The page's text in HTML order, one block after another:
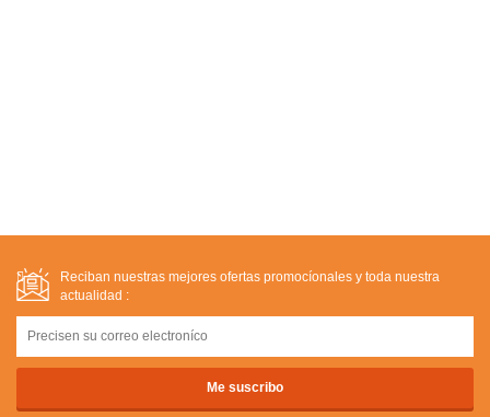
Reciban nuestras mejores ofertas promocíonales y toda nuestra
actualidad :